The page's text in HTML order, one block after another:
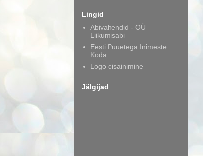
Lingid
Abivahendid - OÜ
Liikumisabi
Eesti Puuetega Inimeste
Koda
Logo disainimine
Jälgijad